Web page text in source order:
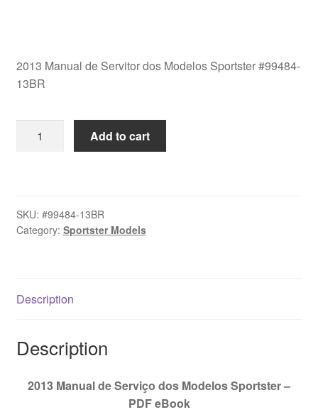
2013 Manual de Servitor dos Modelos Sportster #99484-
13BR
2013
Modelos
Sportster
Add to cart
SKU: #99484-13BR
Category: Sportster Models
Description
Description
2013 Manual de Serviço dos Modelos Sportster –
PDF eBook